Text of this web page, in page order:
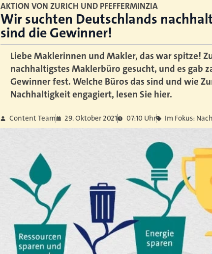
AKTION VON ZURICH UND PFEFFERMINZIA
Wir suchten Deutschlands
sind die Gewinner!
Liebe Maklerinnen und Makler, das war spitze!
nachhaltigstes Maklerbüro gesucht, und es gab
Gewinner fest. Welche Büros das sind und wie
Nachhaltigkeit engagiert, lesen Sie hier.
Content Team 29. Oktober 2021 07:10 Uhr Im Fokus: